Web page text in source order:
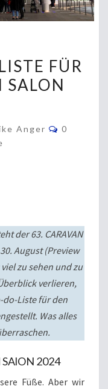
FÜR
SALON
Anger
0
der 63. CARAVAN
August (Preview
zu sehen und zu
verlieren,
do-Liste für den
Was alles
2024
Füße. Aber wir